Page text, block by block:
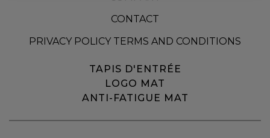
CONTACT
PRIVACY POLICY TERMS AND CONDITIONS
TAPIS D'ENTRÉE
LOGO MAT
ANTI-FATIGUE MAT